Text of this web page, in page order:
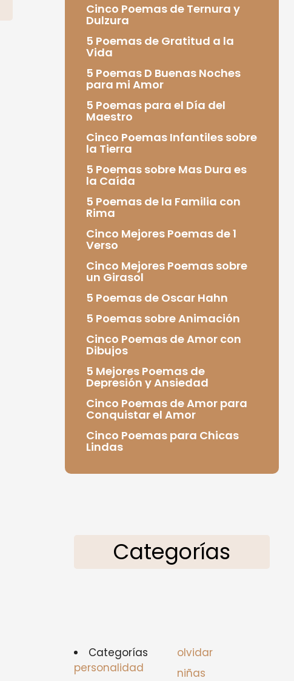
Cinco Poemas de Ternura y
Dulzura
5 Poemas de Gratitud a la
Vida
5 Poemas D Buenas Noches
para mi Amor
5 Poemas para el Día del
Maestro
Cinco Poemas Infantiles sobre
la Tierra
5 Poemas sobre Mas Dura es
la Caída
5 Poemas de la Familia con
Rima
Cinco Mejores Poemas de 1
Verso
Cinco Mejores Poemas sobre
un Girasol
5 Poemas de Oscar Hahn
5 Poemas sobre Animación
Cinco Poemas de Amor con
Dibujos
5 Mejores Poemas de
Depresión y Ansiedad
Cinco Poemas de Amor para
Conquistar el Amor
Cinco Poemas para Chicas
Lindas
Categorías
Categorías
personalidad
olvidar
niñas